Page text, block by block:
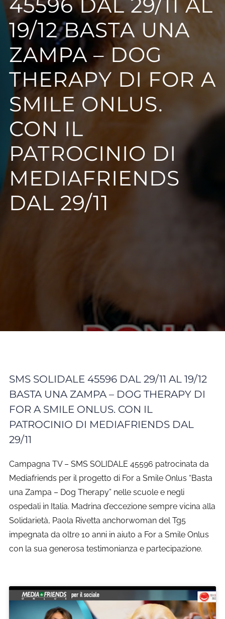
45596 DAL 29/11 AL
19/12 BASTA UNA
ZAMPA – DOG
THERAPY DI FOR A
SMILE ONLUS.
CON IL
PATROCINIO DI
MEDIAFRIENDS
DAL 29/11
SMS SOLIDALE 45596 DAL 29/11 AL 19/12
BASTA UNA ZAMPA – DOG THERAPY DI
FOR A SMILE ONLUS. CON IL
PATROCINIO DI MEDIAFRIENDS DAL
29/11
Campagna TV – SMS SOLIDALE 45596 patrocinata da
Mediafriends per il progetto di For a Smile Onlus “Basta
una Zampa – Dog Therapy” nelle scuole e negli
ospedali in Italia. Madrina d’eccezione sempre vicina alla
Solidarietà, Paola Rivetta anchorwoman del Tg5
impegnata da oltre 10 anni in aiuto a For a Smile Onlus
con la sua generosa testimonianza e partecipazione.